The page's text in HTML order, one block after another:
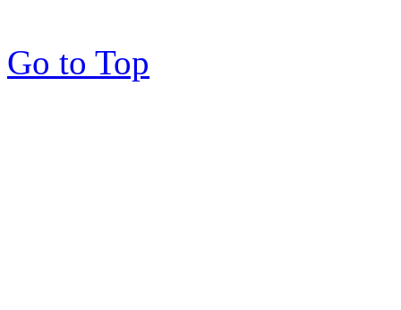
Go to Top